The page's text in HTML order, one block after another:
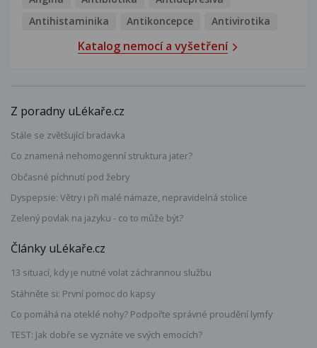
Antihistaminika
Antikoncepce Antivirotika
Katalog nemocí a vyšetření
Z poradny uLékaře.cz
Stále se zvětšující bradavka
Co znamená nehomogenní struktura jater?
Občasné píchnutí pod žebry
Dyspepsie: Větry i při malé námaze, nepravidelná stolice
Zelený povlak na jazyku - co to může být?
Články uLékaře.cz
13 situací, kdy je nutné volat záchrannou službu
Stáhněte si: První pomoc do kapsy
Co pomáhá na oteklé nohy? Podpořte správné proudění lymfy
TEST: Jak dobře se vyznáte ve svých emocích?